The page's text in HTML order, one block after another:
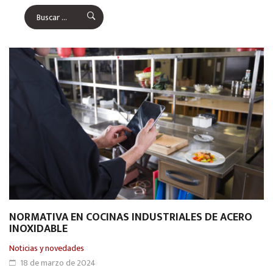
NORMATIVA EN COCINAS INDUSTRIALES DE ACERO
INOXIDABLE
Noticias y novedades
18 de marzo de 2024